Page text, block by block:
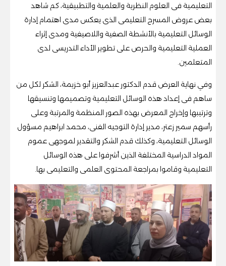
التعليمية فى العلوم النظرية والعلمية والتطبيقية، كم شاهد
بعض عروض المسرح التعليمى الذى يعكس مدى اهتمام إدارة
الوسائل التعليمية بالأنشطة الصفية واللاصيفية ومدى إثراء
العملية التعليمية والحرص على تطوير الأداء التدريسى لدى
المتعلمين.
وفي نهاية العرض قدم الدكتور عبدالعزيز أبو خزيمة، الشكر لكل من
ساهم فى إعداد هذه الوسائل التعليمية وتصميمها وتنسيقها
وترتيبها وإخراج المعرض بهذه الصور المنظمة والمرتبة وعلى
رأسهم سمير زعتر، مدير إدارة التوجيه الفنى، محمد ابراهيم مسؤول
الوسائل التعليمية، وكذلك قدم الشكر والتقدير لموجهى عموم
المواد الدراسية المختلفة الذين أشرفوا على هذه الوسائل
التعليمية وقاموا بمراجعة المحتوى العلمى والتعليمى بها.